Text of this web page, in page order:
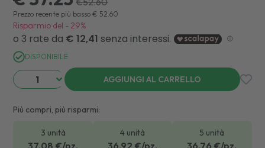
Prezzo recente più basso € 52.60
Risparmio del - 29%
DISPONIBILE
AGGIUNGI AL CARRELLO
Più compri, più risparmi:
3 unità
37.08 €/pz.
4 unità
36.92 €/pz.
5 unità
36.76 €/pz.